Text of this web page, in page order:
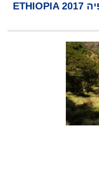
שמורת הרי סימייאן, אתיופיה ETHIOPIA 2017